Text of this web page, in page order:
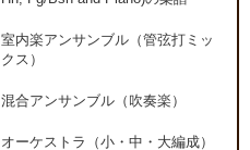
室内楽アンサンブル（管弦打ミッ
クス）
混合アンサンブル（吹奏楽）
オーケストラ（小・中・大編成）